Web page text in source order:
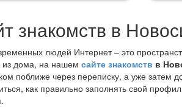
знакомств в
людей Интернет – это
из дома, на нашем сайте знакомств в
поближе через переписку, а уже затем
как правильно заполнять свой